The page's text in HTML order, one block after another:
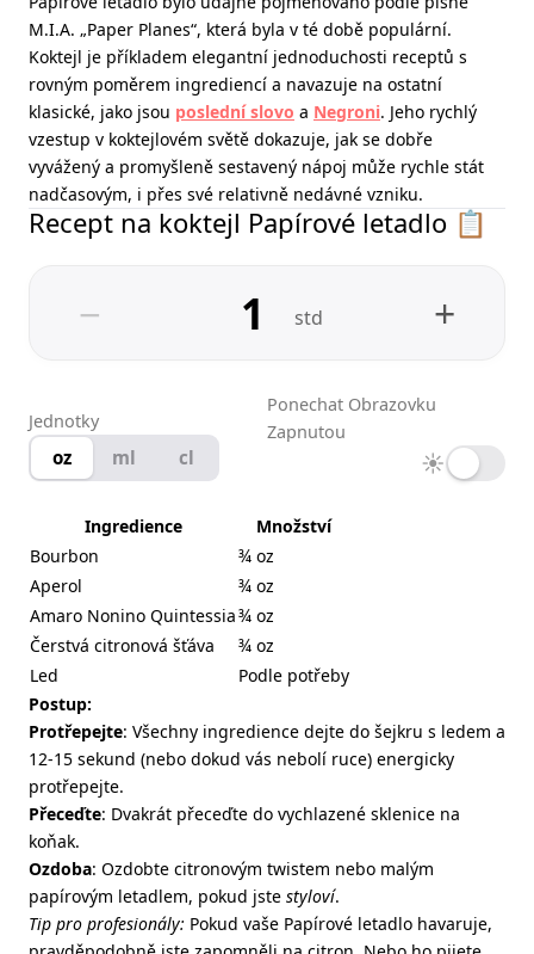
M.I.A. „Paper Planes“, která byla v té době populární.
Koktejl je příkladem elegantní jednoduchosti receptů s
rovným poměrem ingrediencí a navazuje na ostatní
klasické, jako jsou poslední slovo a Negroni. Jeho rychlý
vzestup v koktejlovém světě dokazuje, jak se dobře
vyvážený a promyšleně sestavený nápoj může rychle stát
nadčasovým, i přes své relativně nedávné vzniku.
Recept na koktejl Papírové letadlo 📋
− std +
Jednotky
oz ml cl
Ponechat Obrazovku
Zapnutou
☀
Ingredience
Množství
Bourbon
¾ oz
Aperol
¾ oz
Amaro Nonino Quintessia¾ oz
Čerstvá citronová šťáva
¾ oz
Led
Podle potřeby
Postup:
Protřepejte: Všechny ingredience dejte do šejkru s ledem a
12-15 sekund (nebo dokud vás nebolí ruce) energicky
protřepejte.
Přeceďte: Dvakrát přeceďte do vychlazené sklenice na
koňak.
Ozdoba: Ozdobte citronovým twistem nebo malým
papírovým letadlem, pokud jste styloví.
Tip pro profesionály: Pokud vaše Papírové letadlo havaruje,